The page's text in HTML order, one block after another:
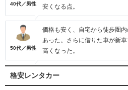
40代／男性
安くなる点。
50代／男性
価格も安く、自宅から徒歩圏
あった。さらに借りた車が新
高くなった。
格安レンタカー